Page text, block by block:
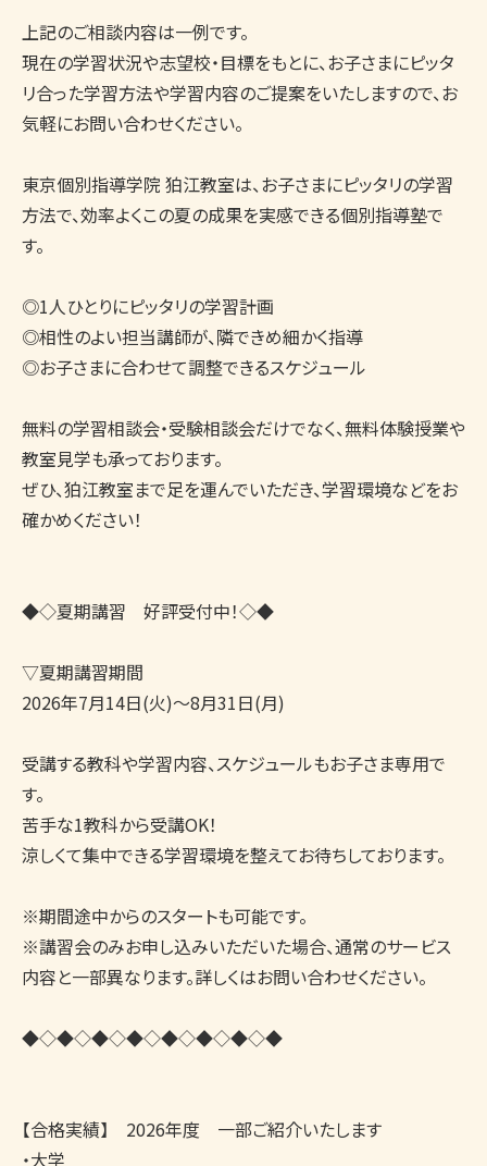
上記のご相談内容は一例です。
現在の学習状況や志望校・目標をもとに、お子さまにピッタ
リ合った学習方法や学習内容のご提案をいたしますので、お
気軽にお問い合わせください。
東京個別指導学院 狛江教室は、お子さまにピッタリの学習
方法で、効率よくこの夏の成果を実感できる個別指導塾で
す。
◎1人ひとりにピッタリの学習計画
◎相性のよい担当講師が、隣できめ細かく指導
◎お子さまに合わせて調整できるスケジュール
無料の学習相談会・受験相談会だけでなく、無料体験授業や
教室見学も承っております。
ぜひ、狛江教室まで足を運んでいただき、学習環境などをお
確かめください！
◆◇夏期講習　好評受付中！◇◆
▽夏期講習期間
2026年7月14日(火)～8月31日(月)
受講する教科や学習内容、スケジュールもお子さま専用で
す。
苦手な1教科から受講OK！
涼しくて集中できる学習環境を整えてお待ちしております。
※期間途中からのスタートも可能です。
※講習会のみお申し込みいただいた場合、通常のサービス
内容と一部異なります。詳しくはお問い合わせください。
◆◇◆◇◆◇◆◇◆◇◆◇◆◇◆
【合格実績】　2026年度　一部ご紹介いたします
・大学